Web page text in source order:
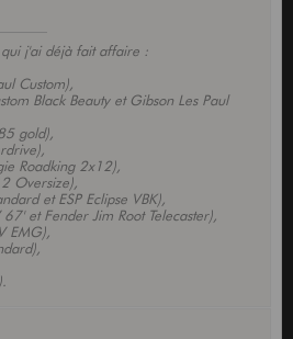
j'ai déjà fait affaire :
Custom),
Black Beauty et Gibson Les Paul
gold),
Roadking 2x12),
Oversize),
et ESP Eclipse VBK),
et Fender Jim Root Telecaster),
EMG),